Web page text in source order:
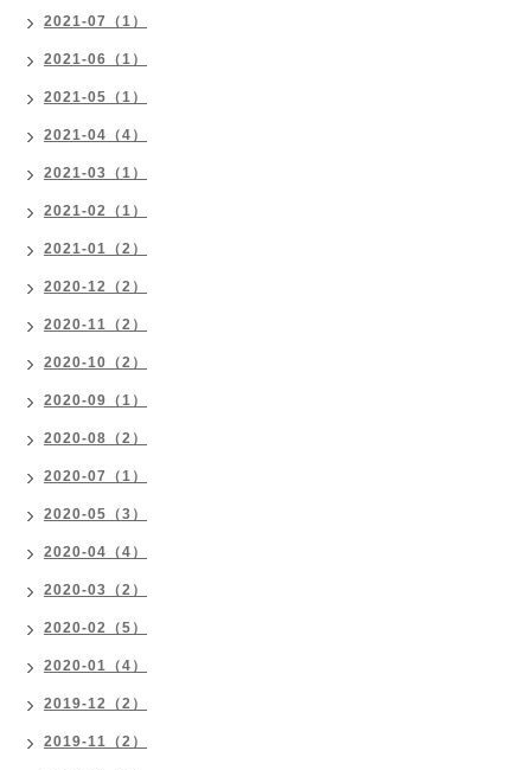
2021-07（1）
2021-06（1）
2021-05（1）
2021-04（4）
2021-03（1）
2021-02（1）
2021-01（2）
2020-12（2）
2020-11（2）
2020-10（2）
2020-09（1）
2020-08（2）
2020-07（1）
2020-05（3）
2020-04（4）
2020-03（2）
2020-02（5）
2020-01（4）
2019-12（2）
2019-11（2）